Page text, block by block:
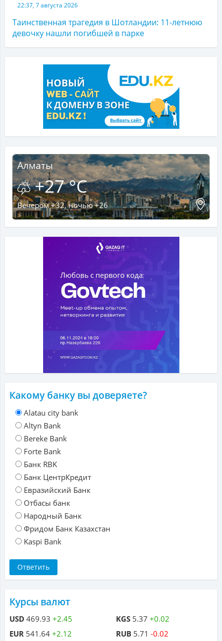
22:37, 7 августа 2026
Таинственная трагедия в Шотландии: 11-летнюю
девочку нашли погибшей в парке
Алматы
+27 °C
Вечером +32, ночью +26
Какому банку вы доверяете?
Alatau city bank
Altyn Bank
Bereke Bank
Forte Bank
Банк RBK
Банк ЦентрКредит
Евразийский Банк
Отбасы банк
Народный Банк
Фридом Банк Казахстан
Kaspi Bank
Курсы валют
USD 469.93 +2.45
EUR 541.64 +2.12
KGS 5.37 +0.02
RUB 5.71 -0.02